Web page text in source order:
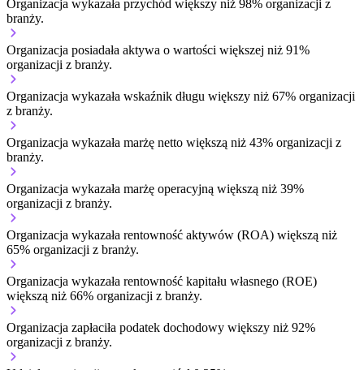
Organizacja wykazała przychód większy niż 98% organizacji z
branży.
Organizacja posiadała aktywa o wartości większej niż 91%
organizacji z branży.
Organizacja wykazała wskaźnik długu większy niż 67% organizacji
z branży.
Organizacja wykazała marżę netto większą niż 43% organizacji z
branży.
Organizacja wykazała marżę operacyjną większą niż 39%
organizacji z branży.
Organizacja wykazała rentowność aktywów (ROA) większą niż
65% organizacji z branży.
Organizacja wykazała rentowność kapitału własnego (ROE)
większą niż 66% organizacji z branży.
Organizacja zapłaciła podatek dochodowy większy niż 92%
organizacji z branży.